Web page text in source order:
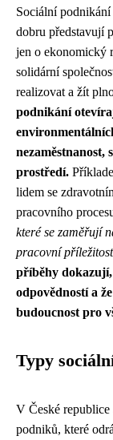
Sociální
dobru představují
jen o ekonomický
solidární
realizovat a žít
podnikání
nezaměstnanost,
prostředí.
lidem se
pracovního
které se zaměřují
pracovní
příběhy
odpovědností a
budoucnost pro
Typy
V České republice
podniků, které